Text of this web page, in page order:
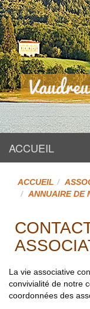
Site
ACCUEIL
ACCUEIL
ANNUAIRE DE
La vie associative
convivialité de notre
coordonnées des